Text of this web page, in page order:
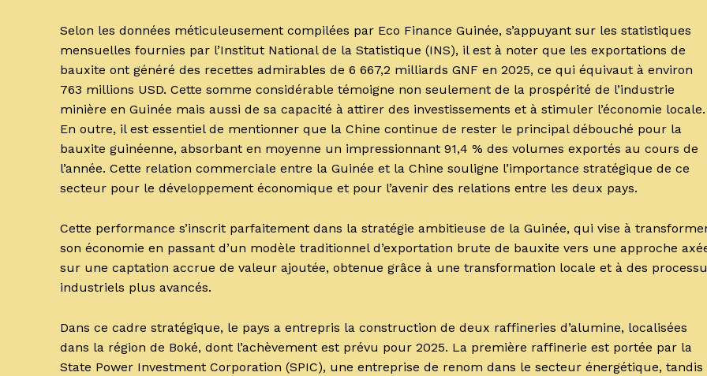
Selon les données méticuleusement compilées par Eco Finance Guinée, s’appuyant sur les statistiques
mensuelles fournies par l’Institut National de la Statistique (INS), il est à noter que les exportations de
bauxite ont généré des recettes admirables de 6 667,2 milliards GNF en 2025, ce qui équivaut à environ
763 millions USD. Cette somme considérable témoigne non seulement de la prospérité de l’industrie
minière en Guinée mais aussi de sa capacité à attirer des investissements et à stimuler l’économie locale.
En outre, il est essentiel de mentionner que la Chine continue de rester le principal débouché pour la
bauxite guinéenne, absorbant en moyenne un impressionnant 91,4 % des volumes exportés au cours de
l’année. Cette relation commerciale entre la Guinée et la Chine souligne l’importance stratégique de ce
secteur pour le développement économique et pour l’avenir des relations entre les deux pays.
Cette performance s’inscrit parfaitement dans la stratégie ambitieuse de la Guinée, qui vise à
son économie en passant d’un modèle traditionnel d’exportation brute de bauxite vers une approche
sur une captation accrue de valeur ajoutée, obtenue grâce à une transformation locale et à des
industriels plus avancés.
Dans ce cadre stratégique, le pays a entrepris la construction de deux raffineries d’alumine, localisées
dans la région de Boké, dont l’achèvement est prévu pour 2025. La première raffinerie est portée par la
State Power Investment Corporation (SPIC), une entreprise de renom dans le secteur énergétique, tandis